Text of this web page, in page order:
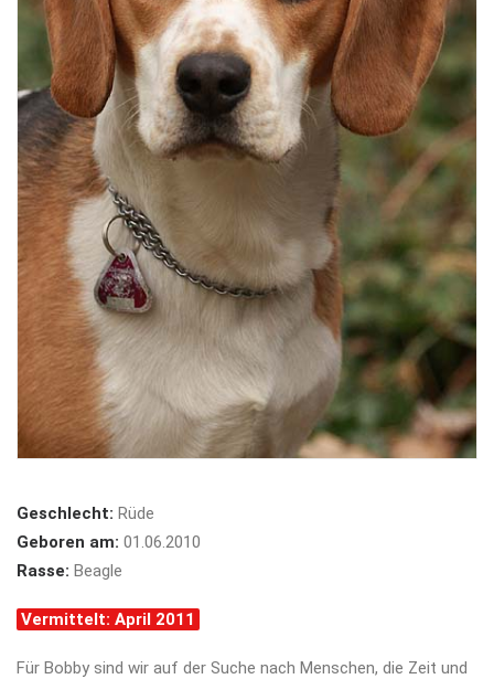
Geschlecht: Rüde
Geboren am: 01.06.2010
Rasse: Beagle
Vermittelt: April 2011
Für Bobby sind wir auf der Suche nach Menschen, die Zeit und